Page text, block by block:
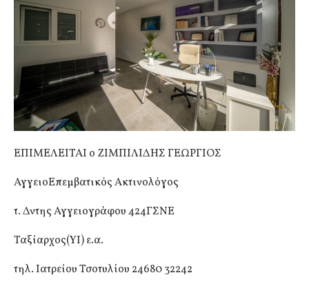
ΕΠΙΜΕΛΕΙΤΑΙ ο ΖΙΜΠΙΛΙΔΗΣ ΓΕΩΡΓΙΟΣ
ΑγγειοΕπεμβατικός Ακτινολόγος
τ. Δντης Αγγειογράφου 424ΓΣΝΕ
Ταξίαρχος(ΥΙ) ε.α.
τηλ. Ιατρείου Τσοτυλίου 24680 32242